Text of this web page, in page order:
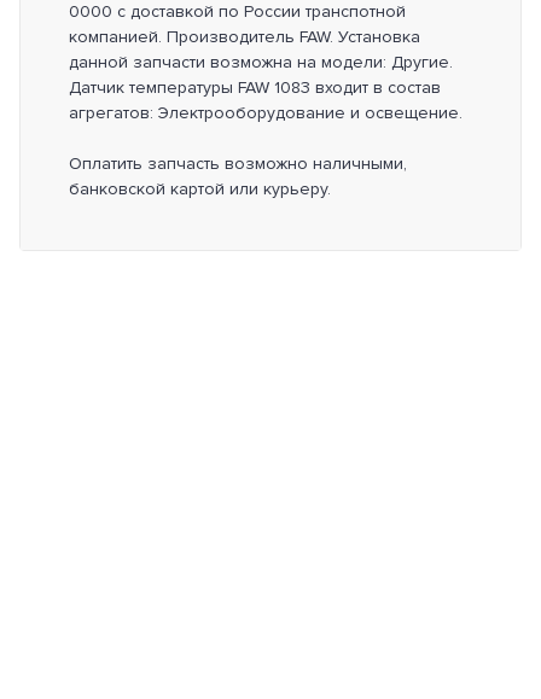
0000 с доставкой по России транспотной
компанией. Производитель FAW. Установка
данной запчасти возможна на модели: Другие.
Датчик температуры FAW 1083 входит в состав
агрегатов: Электрооборудование и освещение.
Оплатить запчасть возможно наличными,
банковской картой или курьеру.